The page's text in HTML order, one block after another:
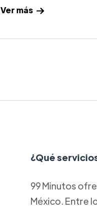
Ver más
¿Qué
99 Minutos
México. Entre